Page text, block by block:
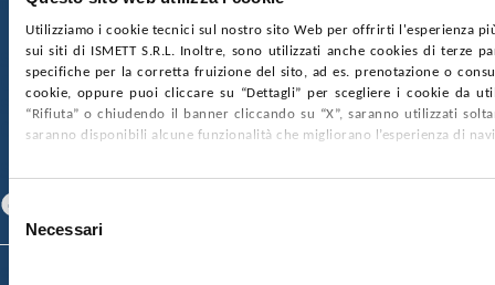
Utilizziamo i cookie tecnici sul nostro sito Web per offrirti l'esperienza
sui siti di ISMETT S.R.L. Inoltre, sono utilizzati anche cookies di terze
specifiche per la corretta fruizione del sito, ad es. prenotazione o
cookie, oppure puoi cliccare su “Dettagli” per scegliere i cookie da
“Rifiuta” o chiudendo il banner cliccando su “X”, saranno utilizzati
saranno disponibili alcune funzionalità che migliorano l’esperienza di
Selezione
delNecessari
SOCIETÀ TRASPARENTE WHISTLEBLOWING
GARE E CONTRATTIPRIVACYCOOKIE POLICY
SOSTIENICIMAPPA DEL SITOACCESSIBILITÀ
CONTATTI